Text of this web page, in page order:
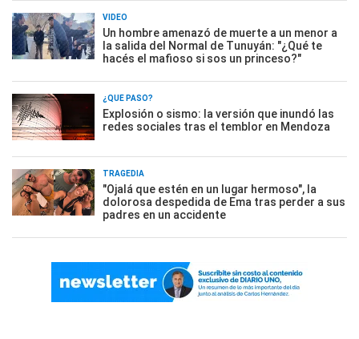
VIDEO
Un hombre amenazó de muerte a un menor a
la salida del Normal de Tunuyán: "¿Qué te
hacés el mafioso si sos un princeso?"
¿QUÉ PASÓ?
Explosión o sismo: la versión que inundó las
redes sociales tras el temblor en Mendoza
TRAGEDIA
"Ojalá que estén en un lugar hermoso", la
dolorosa despedida de Ema tras perder a sus
padres en un accidente